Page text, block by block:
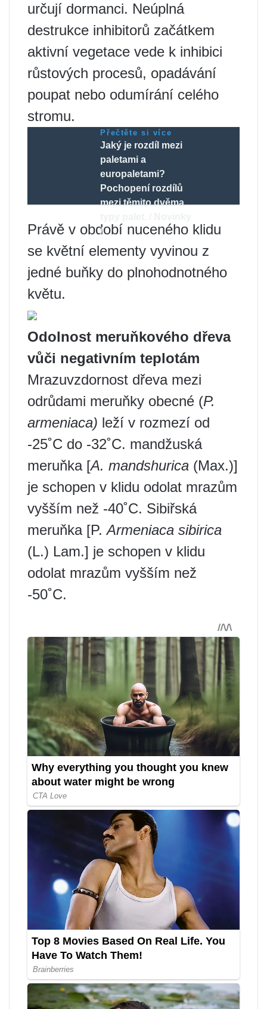
určují dormanci. Neúplná
destrukce inhibitorů začátkem
aktivní vegetace vede k inhibici
růstových procesů, opadávání
poupat nebo odumírání celého
stromu.
Přečtěte si více
Jaký je rozdíl mezi
paletami a
europaletami?
Pochopení rozdílů
mezi těmito dvěma
/
Právě v období nuceného klidu
se květní elementy vyvinou z
jedné buňky do plnohodnotného
květu.
Odolnost meruňkového dřeva
vůči negativním teplotám
Mrazuvzdornost dřeva mezi
odrůdami meruňky obecné (P.
armeniaca) leží v rozmezí od
-25˚С do -32˚С. mandžuská
meruňka [A. mandshurica (Max.)]
je schopen v klidu odolat mrazům
vyšším než -40˚С. Sibiřská
meruňka [P.Armeniaca sibirica
(L.) Lam.] je schopen v klidu
odolat mrazům vyšším než
-50˚С.